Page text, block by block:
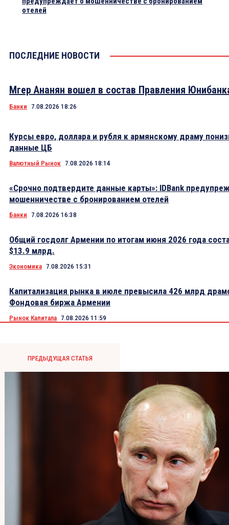
отелей
ПОСЛЕДНИЕ НОВОСТИ
Мгер Ананян вошел в состав Правления
Банки 7.08.2026 18:26
Курсы евро, доллара и рубля к армянскому драму
данные ЦБ
Валютный Рынок 7.08.2026 18:14
«Срочно подтвердите данные карты»: IDBank
мошенничестве с бронированием отелей
Банки 7.08.2026 16:38
Общий госдолг Армении по итогам июня 2026 года
$13.9 млрд.
Экономика 7.08.2026 15:31
Капитализация рынка в июле превысила 426 млрд
Фондовая биржа Армении
Рынок Капитала 7.08.2026 11:59
ПРЕДЫДУЩАЯ СТАТЬЯ